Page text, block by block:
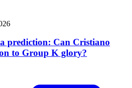
prediction: Can Cristiano
to Group K glory?